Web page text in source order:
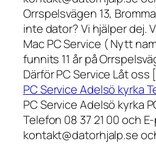
Orrspelsvägen 13,
inte dator? Vi hjälper dej.
Mac PC Service ( Nytt
funnits 11 år på
Därför PC Service Låt oss
PC Service Adelsö kyrka
PC Service Adelsö kyrka
Telefon 08 37 21 00 och
kontakt@datorhjalp.se